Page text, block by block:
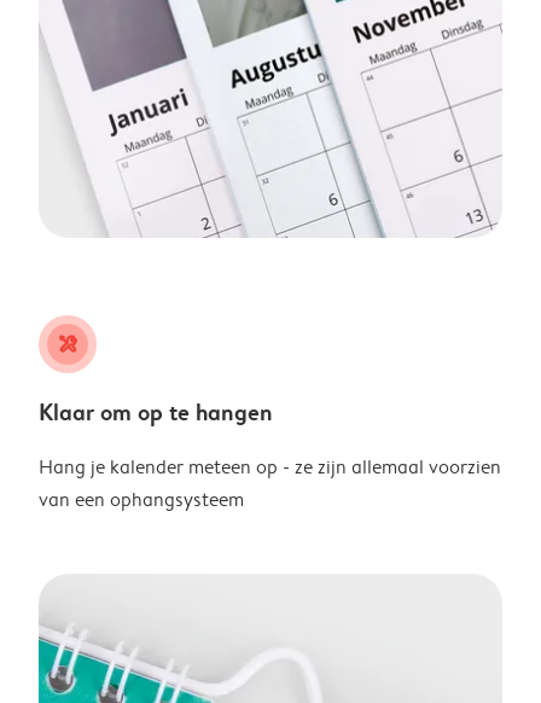
tools
Klaar om op te hangen
Hang je kalender meteen op - ze zijn allemaal voorzien
van een ophangsysteem